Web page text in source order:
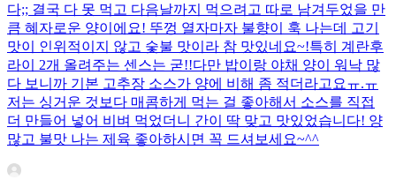
다;; 결국 다 못 먹고 다음날까지 먹으려고 따로 남겨두었을 만
큼 혜자로운 양이에요! 뚜껑 열자마자 불향이 훅 나는데 고기
맛이 인위적이지 않고 숯불 맛이라 참 맛있네요~!특히 계란후
라이 2개 올려주는 센스는 굳!! ​다만 밥이랑 야채 양이 워낙 많
다 보니까 기본 고추장 소스가 양에 비해 좀 적더라고요ㅠ.ㅠ
저는 싱거운 것보다 매콤하게 먹는 걸 좋아해서 소스를 직접
더 만들어 넣어 비벼 먹었더니 간이 딱 맞고 맛있었습니다! 양
많고 불맛 나는 제육 좋아하시면 꼭 드셔보세요~^^